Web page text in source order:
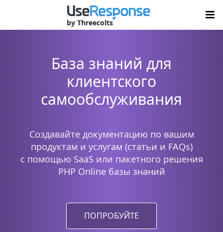
by Threecolts
База знаний для
клиентского
самообслуживания
Создавайте документацию по вашим
продуктам и услугам (статьи и FAQs)
с помощью SaaS или пакетного решения
PHP Online базы знаний
ПОПРОБУЙТЕ